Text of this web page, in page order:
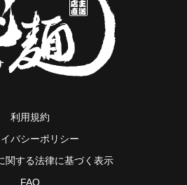
利用規約
バシーポリシー
関する法律に基づく表示
FAQ